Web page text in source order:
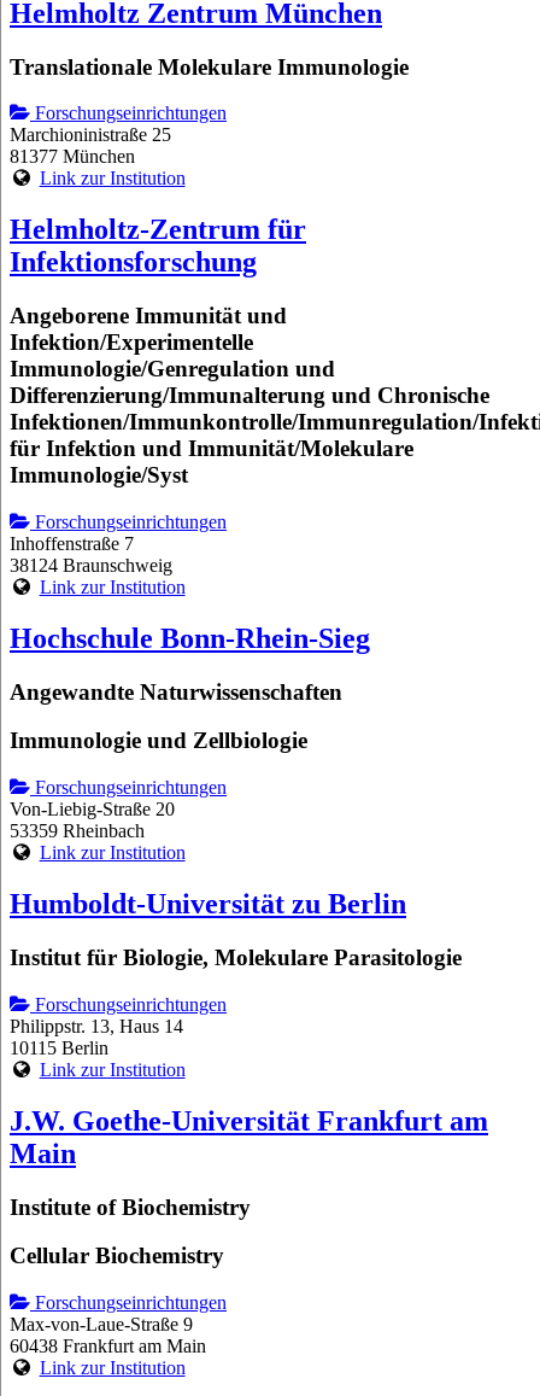
Helmholtz Zentrum München
Translationale Molekulare Immunologie
Forschungseinrichtungen
Marchioninistraße 25
81377 München
Link zur Institution
Helmholtz-Zentrum für
Infektionsforschung
Angeborene Immunität und
Infektion/Experimentelle
Immunologie/Genregulation und
Differenzierung/Immunalterung und Chronische
Infektionen/Immunkontrolle/Immunregulation/
für Infektion und Immunität/Molekulare
Immunologie/Syst
Forschungseinrichtungen
Inhoffenstraße 7
38124 Braunschweig
Link zur Institution
Hochschule Bonn-Rhein-Sieg
Angewandte Naturwissenschaften
Immunologie und Zellbiologie
Forschungseinrichtungen
Von-Liebig-Straße 20
53359 Rheinbach
Link zur Institution
Humboldt-Universität zu Berlin
Institut für Biologie, Molekulare Parasitologie
Forschungseinrichtungen
Philippstr. 13, Haus 14
10115 Berlin
Link zur Institution
J.W. Goethe-Universität Frankfurt am
Main
Institute of Biochemistry
Cellular Biochemistry
Forschungseinrichtungen
Max-von-Laue-Straße 9
60438 Frankfurt am Main
Link zur Institution